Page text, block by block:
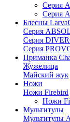
Серия
Серия
Блесны
Серия
Серия
Серия
Приманка
Жужелица
Майский жук
Ножи
Ножи Firebird
Ножи
Мультитулы
Мультитулы